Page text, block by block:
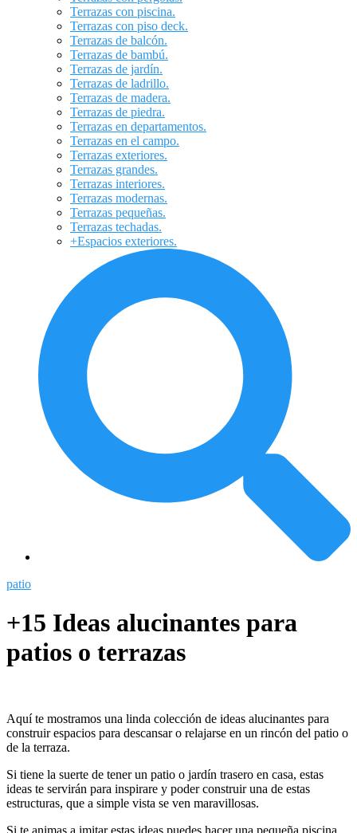
Terrazas con piscina.
Terrazas con piso deck.
Terrazas de balcón.
Terrazas de bambú.
Terrazas de jardín.
Terrazas de ladrillo.
Terrazas de madera.
Terrazas de piedra.
Terrazas en departamentos.
Terrazas en el campo.
Terrazas exteriores.
Terrazas grandes.
Terrazas interiores.
Terrazas modernas.
Terrazas pequeñas.
Terrazas techadas.
+Espacios exteriores.
patio
+15 Ideas alucinantes para
patios o terrazas
Aquí te mostramos una linda colección de ideas alucinantes para
construir espacios para descansar o relajarse en un rincón del patio o
de la terraza.
Si tiene la suerte de tener un patio o jardín trasero en casa, estas
ideas te servirán para inspirare y poder construir una de estas
estructuras, que a simple vista se ven maravillosas.
Si te animas a imitar estas ideas puedes hacer una pequeña piscina,